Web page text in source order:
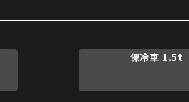
保冷車 1.5t